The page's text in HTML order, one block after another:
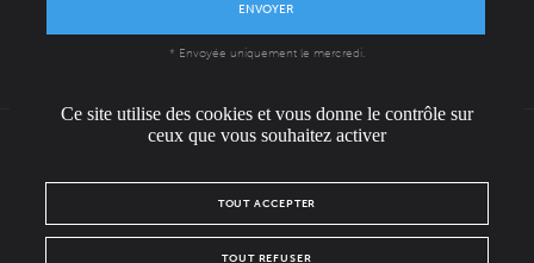
ENVOYER
* Envoyée uniquement le mercredi.
L'ÉQUIPE
POLITIQUE DE CONFIDENTIALITÉ
Ce site utilise des cookies et vous donne le contrôle sur
ceux que vous souhaitez activer
TOUT ACCEPTER
TOUT REFUSER